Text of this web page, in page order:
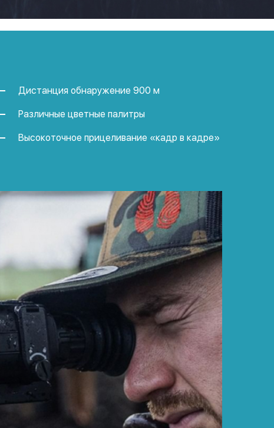
Дистанция обнаружение 900 м
Различные цветные палитры
Высокоточное прицеливание «кадр в кадре»